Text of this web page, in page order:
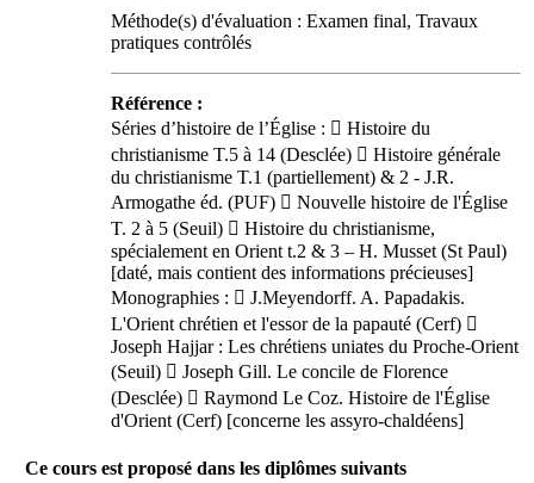
Méthode(s) d'évaluation : Examen final, Travaux
pratiques contrôlés
Référence :
Séries d’histoire de l’Église :  Histoire du
christianisme T.5 à 14 (Desclée)  Histoire générale
du christianisme T.1 (partiellement) & 2 - J.R.
Armogathe éd. (PUF)  Nouvelle histoire de l'Église
T. 2 à 5 (Seuil)  Histoire du christianisme,
spécialement en Orient t.2 & 3 – H. Musset (St Paul)
[daté, mais contient des informations précieuses]
Monographies :  J.Meyendorff. A. Papadakis.
L'Orient chrétien et l'essor de la papauté (Cerf) 
Joseph Hajjar : Les chrétiens uniates du Proche-Orient
(Seuil)  Joseph Gill. Le concile de Florence
(Desclée)  Raymond Le Coz. Histoire de l'Église
d'Orient (Cerf) [concerne les assyro-chaldéens]
Ce cours est proposé dans les diplômes suivants